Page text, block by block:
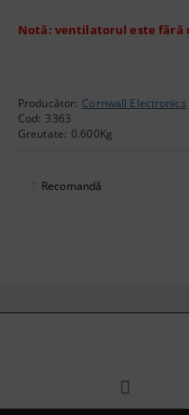
Notă: ventilatorul este fără
Producător: Cornwall Electronics
Cod: 3363
Greutate: 0.600Kg
Recomandă